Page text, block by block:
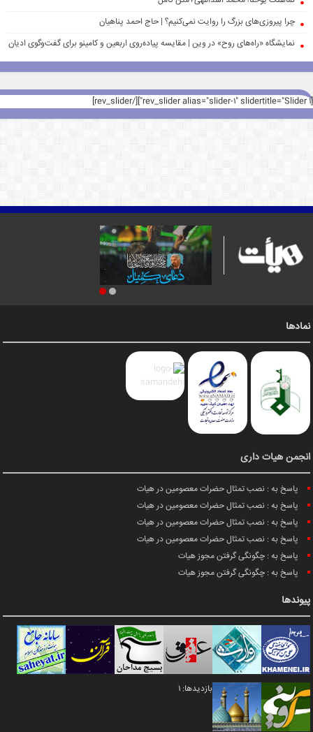
چرا پیروزی‌های بزرگ را روایت نمی‌کنیم؟ | حاج احمد پناهیان
نمایشگاه «راه‌های روح» در وین | مقایسه پیاده‌روی اربعین و کامینو برای گفت‌وگوی ادیان
[rev_slider alias="slider-1" slidertitle="Slider 1"][/rev_slider]
نمادها
انجمن هیات داری
پاسخ به : نصب تمثال حضرات معصومین در هیات
پاسخ به : نصب تمثال حضرات معصومین در هیات
پاسخ به : نصب تمثال حضرات معصومین در هیات
پاسخ به : نصب تمثال حضرات معصومین در هیات
پاسخ به : چگونگی گرفتن مجوز هیات
پاسخ به : چگونگی گرفتن مجوز هیات
پیوندها
بازدیدها: 1